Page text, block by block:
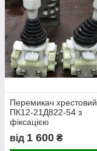
Перемикач хрестовий
ПК12-21Д822-54 з
фіксацією
від 1 600 ₴